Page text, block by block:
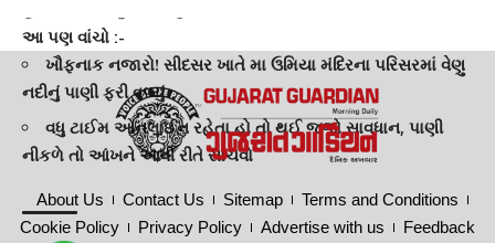
આ પણ વાંચો :-
ખૌફનાક નજારો! સીદસર ખાતે મા ઉમિયા મંદિરના પરિસરમાં વેણુ
નદીનું પાણી ફરી વળ્યું
વધુ ટાઈમ ઓનલાઈન રહેતા હો તો થઈ જજો સાવધાન, પાણી
નીકળે તો આંખને આવી રીતે સાચવો
About Us Contact Us Sitemap
Terms and Conditions
Cookie Policy
Privacy Policy Advertise with us Feedback